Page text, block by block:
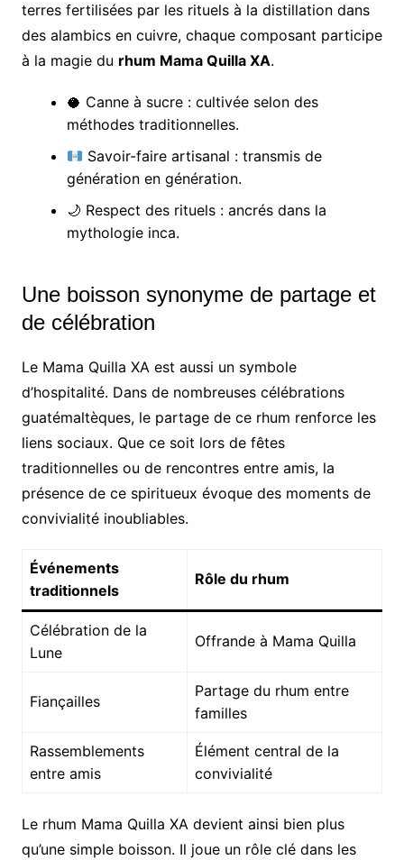
terres fertilisées par les rituels à la distillation dans
des alambics en cuivre, chaque composant participe
à la magie du rhum Mama Quilla XA.
🥥 Canne à sucre : cultivée selon des
méthodes traditionnelles.
Savoir-faire artisanal : transmis de
génération en génération.
🌙 Respect des rituels : ancrés dans la
mythologie inca.
Une boisson synonyme de partage et
de célébration
Le Mama Quilla XA est aussi un symbole
d’hospitalité. Dans de nombreuses célébrations
guatémaltèques, le partage de ce rhum renforce les
liens sociaux. Que ce soit lors de fêtes
traditionnelles ou de rencontres entre amis, la
présence de ce spiritueux évoque des moments de
convivialité inoubliables.
Événements
traditionnels
Rôle du rhum
Célébration de la
Lune
Offrande à Mama Quilla
Fiançailles
Partage du rhum entre
familles
Rassemblements
entre amis
Élément central de la
convivialité
Le rhum Mama Quilla XA devient ainsi bien plus
qu’une simple boisson. Il joue un rôle clé dans les